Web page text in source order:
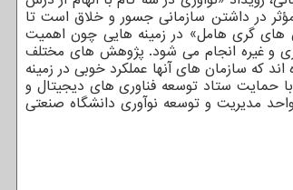
های مؤثر در داشتن سازمانی جسور و خلاق است تا
های گری هامل» در زمینه هایی چون اهمیت
و غیره انجام می شود. پژوهش های مختلف
یکی از مهم ترین اولویت های سازمانی خود اعلام نموده اند. اما بیش از ۹۰ آنها نیز اذعان کرده اند که سازمان های آنها عملکرد خوبی در زمینه
حمایت ستاد توسعه فناوری های دیجیتال و
مدیریت و توسعه نوآوری دانشگاه صنعتی